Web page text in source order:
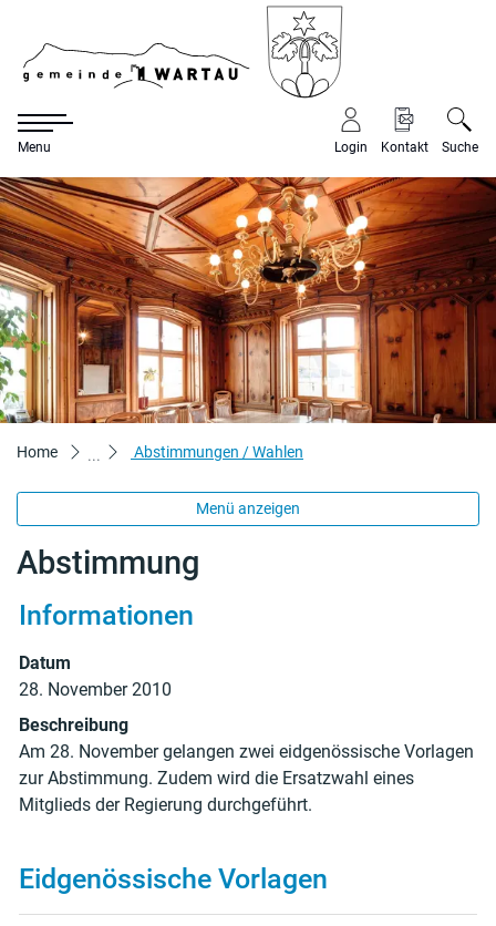
zur Startseite
Direkt zur Hauptnavigation
Direkt zum Inhalt
Direkt zur Suche
Direkt zum Stichwortverzeichnis
Gemeinde
Menu Login Kontakt Suche
Home Abstimmungen / Wahlen
Menü anzeigen
Abstimmung
Informationen
Datum
28. November 2010
Beschreibung
Am 28. November gelangen zwei eidgenössische Vorlagen
zur Abstimmung. Zudem wird die Ersatzwahl eines
Mitglieds der Regierung durchgeführt.
Eidgenössische Vorlagen